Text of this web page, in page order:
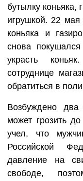
бутылку коньяка,
игрушкой. 22
коньяка и
снова
украсть
сотруднице
обратиться в
Возбуждено
может грозить
учел, что
Российской
давление на
свободе,